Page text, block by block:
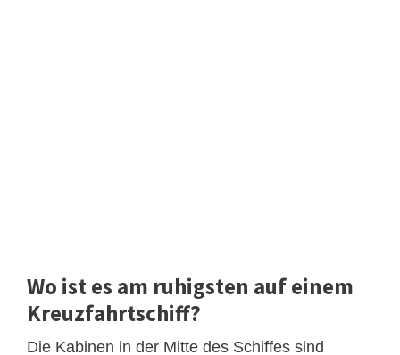
Wo ist es am ruhigsten auf einem
Kreuzfahrtschiff?
Die Kabinen in der Mitte des Schiffes sind